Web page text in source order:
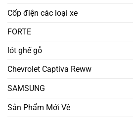
Cốp điện các loại xe
FORTE
lót ghế gỗ
Chevrolet Captiva Reww
SAMSUNG
Sản Phẩm Mới Về